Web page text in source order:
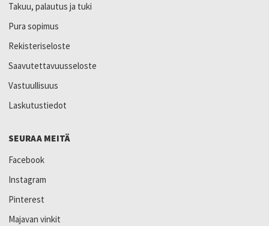
Takuu, palautus ja tuki
Pura sopimus
Rekisteriseloste
Saavutettavuusseloste
Vastuullisuus
Laskutustiedot
SEURAA MEITÄ
Facebook
Instagram
Pinterest
Majavan vinkit